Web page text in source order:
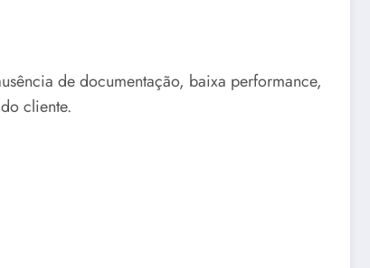
de documentação, baixa performance,
cliente.